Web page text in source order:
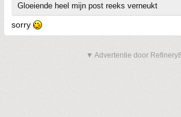
Gloeiende heel mijn post reeks verneukt
sorry
▼ Advertentie door